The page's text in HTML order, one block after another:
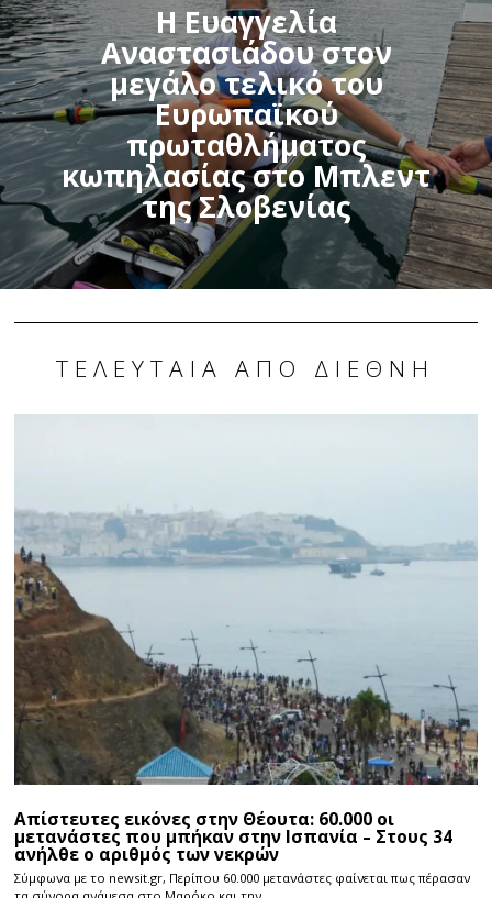
Η Ευαγγελία
Αναστασιάδου στον
μεγάλο τελικό του
Ευρωπαϊκού
πρωταθλήματος
κωπηλασίας στο Μπλεντ
της Σλοβενίας
ΤΕΛΕΥΤΑΊΑ ΑΠΌ ΔΙΕΘΝΉ
Απίστευτες εικόνες στην Θέουτα: 60.000 οι
μετανάστες που μπήκαν στην Ισπανία – Στους 34
ανήλθε ο αριθμός των νεκρών
Σύμφωνα με το newsit.gr, Περίπου 60.000 μετανάστες φαίνεται πως πέρασαν